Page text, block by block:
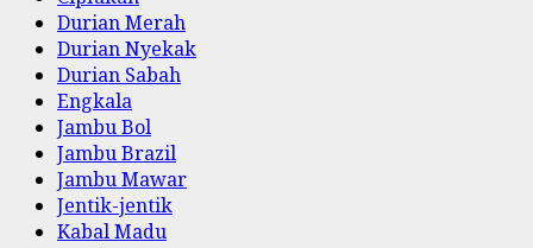
Durian Merah
Durian Nyekak
Durian Sabah
Engkala
Jambu Bol
Jambu Brazil
Jambu Mawar
Jentik-jentik
Kabal Madu